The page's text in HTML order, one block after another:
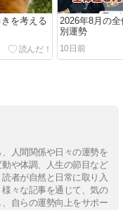
を考える
2026年8月の
別運勢
10日前
人間関係や日々の運勢を
や体調、人生の節目など
者が自然と日常に取り入
々な記事を通じて、気の
自らの運勢向上をサポー